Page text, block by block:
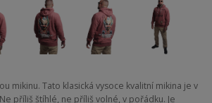
mikinu. Tato klasická vysoce kvalitní mikina je v
příliš štíhlé, ne příliš volné, v pořádku. Je